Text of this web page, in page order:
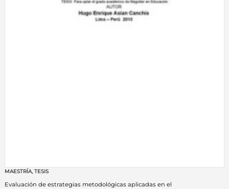
MAESTRÍA, TESIS
Evaluación de estrategias metodológicas aplicadas en el